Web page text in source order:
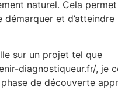
naturel. Cela
démarquer et d’atteindre
sur un projet tel que
diagnostiqueur.fr/, je
de découverte